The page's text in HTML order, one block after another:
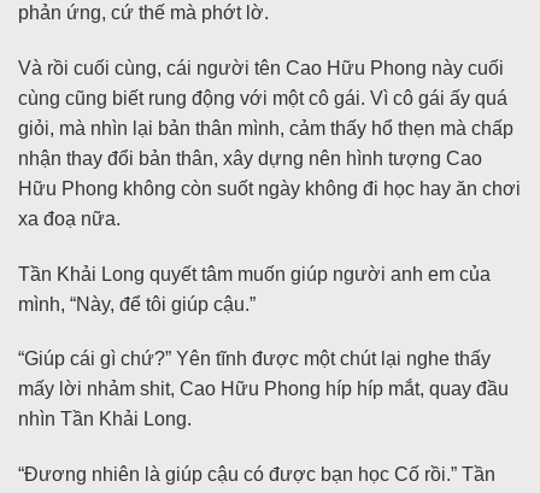
phản ứng, cứ thế mà phớt lờ.
Và rồi cuối cùng, cái người tên Cao Hữu Phong này cuối
cùng cũng biết rung động với một cô gái. Vì cô gái ấy quá
giỏi, mà nhìn lại bản thân mình, cảm thấy hổ thẹn mà chấp
nhận thay đổi bản thân, xây dựng nên hình tượng Cao
Hữu Phong không còn suốt ngày không đi học hay ăn chơi
xa đoạ nữa.
Tần Khải Long quyết tâm muốn giúp người anh em của
mình, “Này, để tôi giúp cậu.”
“Giúp cái gì chứ?” Yên tĩnh được một chút lại nghe thấy
mấy lời nhảm shit, Cao Hữu Phong híp híp mắt, quay đầu
nhìn Tần Khải Long.
“Đương nhiên là giúp cậu có được bạn học Cố rồi.” Tần